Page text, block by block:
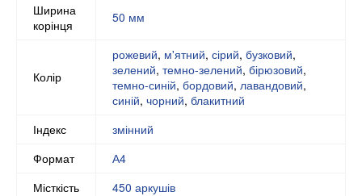
Ширина
корінця
50 мм
Колір
рожевий, м'ятний, сірий, бузковий,
зелений, темно-зелений, бірюзовий,
темно-синій, бордовий, лавандовий,
синій, чорний, блакитний
Індекс
змінний
Формат
А4
Місткість
450 аркушів